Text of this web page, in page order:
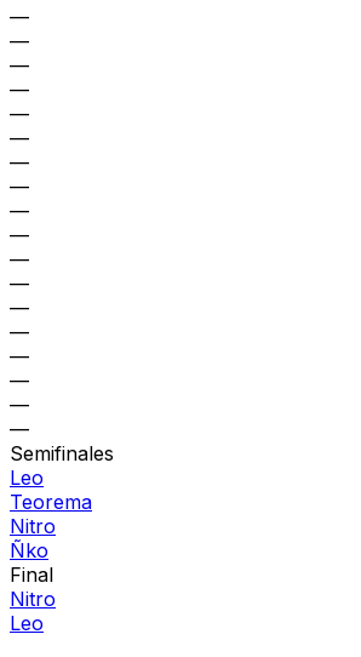
—
—
—
—
—
—
—
—
—
—
—
—
—
—
—
—
—
—
Semifinales
Leo
Teorema
Nitro
Ñko
Final
Nitro
Leo